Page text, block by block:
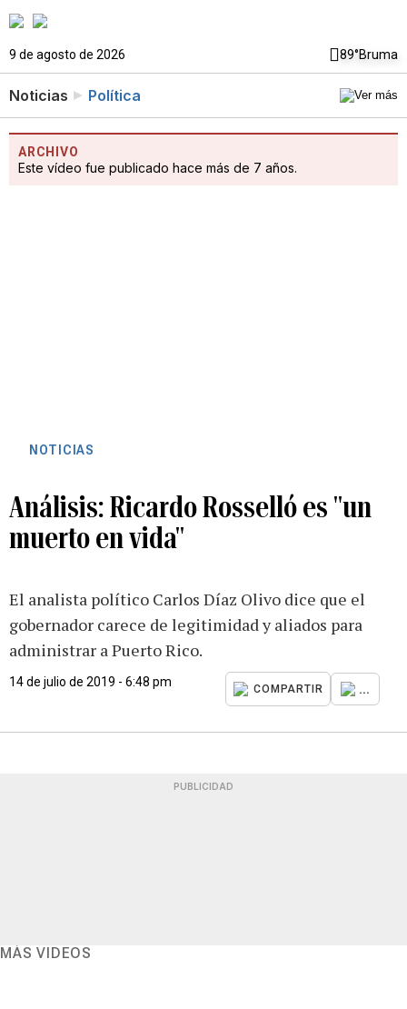
9 de agosto de 2026 89°Bruma
Noticias Política
ARCHIVO
Este vídeo fue publicado hace más de 7 años.
NOTICIAS
Análisis: Ricardo Rosselló es "un
muerto en vida"
El analista político Carlos Díaz Olivo dice que el
gobernador carece de legitimidad y aliados para
administrar a Puerto Rico.
14 de julio de 2019 - 6:48 pm
COMPARTIR ...
PUBLICIDAD
MÁS VIDEOS